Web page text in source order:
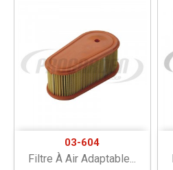
03-604
Filtre À Air Adaptable...